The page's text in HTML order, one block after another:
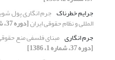
جرایم خطرناک جرم انگاری پول
المللی و نظام حقوقی ایران[دوره 37، شماره 4، 1386]
جرم انگاری مبنای فلسفی منع
[دوره 37، شماره 1، 1386]